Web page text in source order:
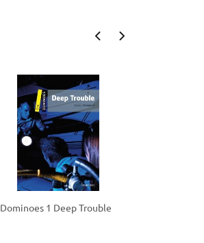
Dominoes 1 Deep Trouble